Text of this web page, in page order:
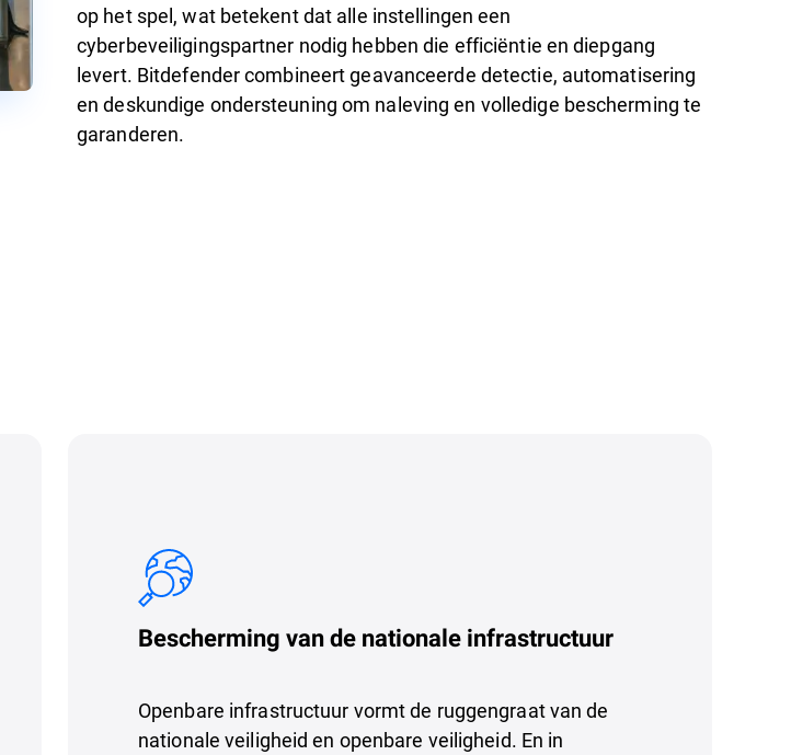
op het spel, wat betekent dat alle instellingen een
cyberbeveiligingspartner nodig hebben die efficiëntie en diepgang
levert. Bitdefender combineert geavanceerde detectie, automatisering
en deskundige ondersteuning om naleving en volledige bescherming te
garanderen.
Bescherming van de nationale infrastructuur
Openbare infrastructuur vormt de ruggengraat van de
nationale veiligheid en openbare veiligheid. En in